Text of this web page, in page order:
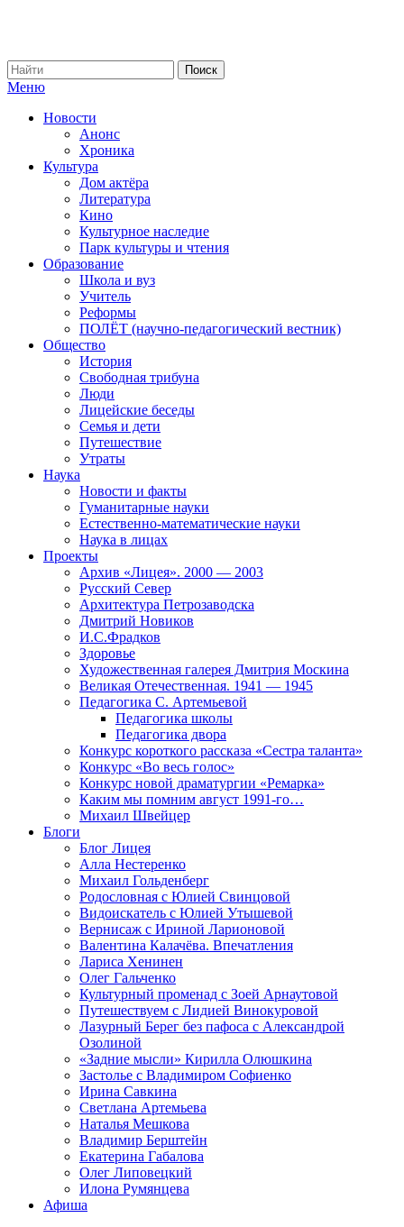
Меню
Новости
Анонс
Хроника
Культура
Дом актёра
Литература
Кино
Культурное наследие
Парк культуры и чтения
Образование
Школа и вуз
Учитель
Реформы
ПОЛЁТ (научно-педагогический вестник)
Общество
История
Свободная трибуна
Люди
Лицейские беседы
Семья и дети
Путешествие
Утраты
Наука
Новости и факты
Гуманитарные науки
Естественно-математические науки
Наука в лицах
Проекты
Архив «Лицея». 2000 — 2003
Русский Север
Архитектура Петрозаводска
Дмитрий Новиков
И.С.Фрадков
Здоровье
Художественная галерея Дмитрия Москина
Великая Отечественная. 1941 — 1945
Педагогика С. Артемьевой
Педагогика школы
Педагогика двора
Конкурс короткого рассказа «Сестра таланта»
Конкурс «Во весь голос»
Конкурс новой драматургии «Ремарка»
Каким мы помним август 1991-го…
Михаил Швейцер
Блоги
Блог Лицея
Алла Нестеренко
Михаил Гольденберг
Родословная с Юлией Свинцовой
Видоискатель с Юлией Утышевой
Вернисаж с Ириной Ларионовой
Валентина Калачёва. Впечатления
Лариса Хенинен
Олег Гальченко
Культурный променад с Зоей Арнаутовой
Путешествуем с Лидией Винокуровой
Лазурный Берег без пафоса с Александрой
Озолиной
«Задние мысли» Кирилла Олюшкина
Застолье с Владимиром Софиенко
Ирина Савкина
Светлана Артемьева
Наталья Мешкова
Владимир Берштейн
Екатерина Габалова
Олег Липовецкий
Илона Румянцева
Афиша